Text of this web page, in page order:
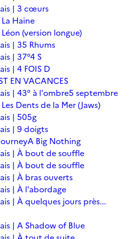
| 3 cœurs
Haine
(version longue)
| 35 Rhums
| 37°4 S
| 4 FOIS D
EN VACANCES
| 43° à l'ombre5 septembre
Dents de la Mer (Jaws)
| 505g
| 9 doigts
A Big Nothing
| À bout de souffle
| À bout de souffle
| À bras ouverts
| À l'abordage
| À quelques jours près...
| A Shadow of Blue